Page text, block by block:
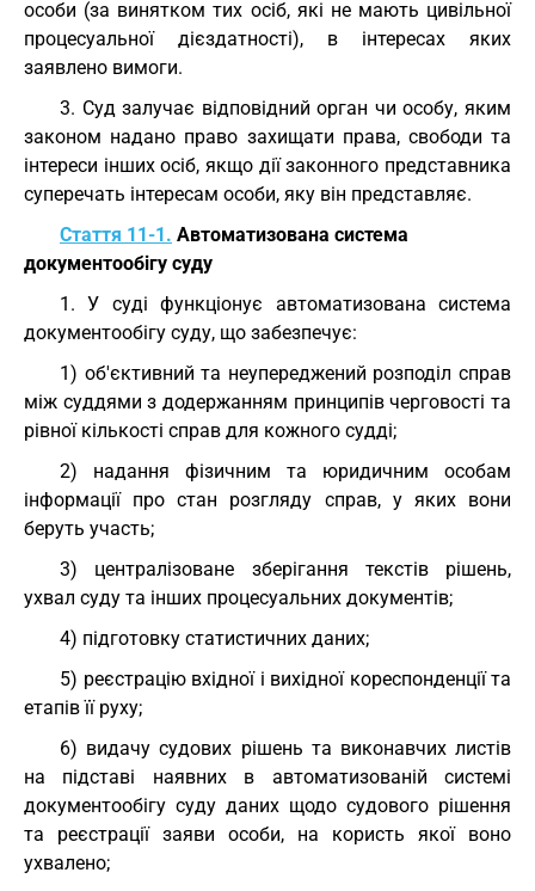
особи (за винятком тих осіб, які не мають цивільної
процесуальної дієздатності), в інтересах яких
заявлено вимоги.
3. Суд залучає відповідний орган чи особу, яким
законом надано право захищати права, свободи та
інтереси інших осіб, якщо дії законного представника
суперечать інтересам особи, яку він представляє.
Стаття 11-1. Автоматизована система
документообігу суду
1. У суді функціонує автоматизована система
документообігу суду, що забезпечує:
1) об'єктивний та неупереджений розподіл справ
між суддями з додержанням принципів черговості та
рівної кількості справ для кожного судді;
2) надання фізичним та юридичним особам
інформації про стан розгляду справ, у яких вони
беруть участь;
3) централізоване зберігання текстів рішень,
ухвал суду та інших процесуальних документів;
4) підготовку статистичних даних;
5) реєстрацію вхідної і вихідної кореспонденції та
етапів її руху;
6) видачу судових рішень та виконавчих листів
на підставі наявних в автоматизованій системі
документообігу суду даних щодо судового рішення
та реєстрації заяви особи, на користь якої воно
ухвалено;